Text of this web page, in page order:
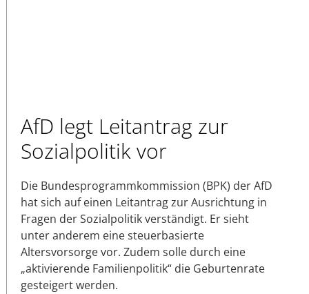
AfD legt Leitantrag zur
Sozialpolitik vor
Die Bundesprogrammkommission (BPK) der AfD
hat sich auf einen Leitantrag zur Ausrichtung in
Fragen der Sozialpolitik verständigt. Er sieht
unter anderem eine steuerbasierte
Altersvorsorge vor. Zudem solle durch eine
„aktivierende Familienpolitik“ die Geburtenrate
gesteigert werden.